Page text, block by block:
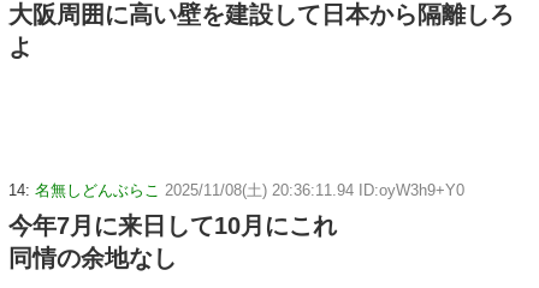
大阪周囲に高い壁を建設して日本から隔離しろ
よ
14: 名無しどんぶらこ 2025/11/08(土) 20:36:11.94 ID:oyW3h9+Y0
今年7月に来日して10月にこれ
同情の余地なし